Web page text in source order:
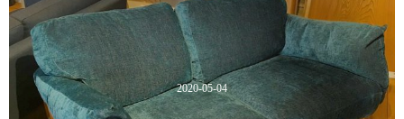
2020-05-04